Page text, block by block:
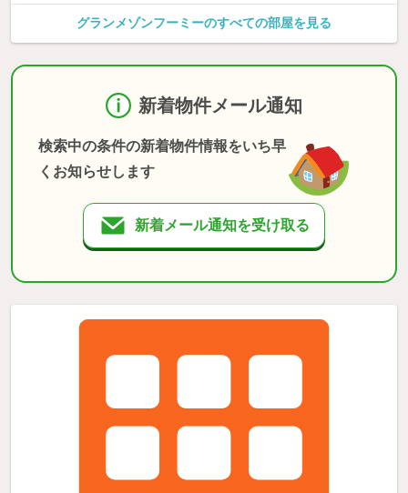
グランメゾンフーミーのすべての部屋を見る
新着物件メール通知
検索中の条件の新着物件情報をいち早
くお知らせします
新着メール通知を受け取る